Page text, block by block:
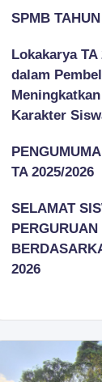
SPMB
Lokakarya
dalam
Karakter
TA 2025/2026
SELAMAT
2026